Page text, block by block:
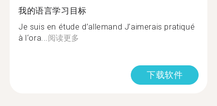
我的语言学习目标
Je suis en étude d’allemand J’aimerais pratiqué
à l‘ora...阅读更多
下载软件